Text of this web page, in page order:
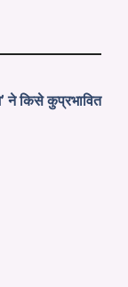
ने किसे कुप्रभावित